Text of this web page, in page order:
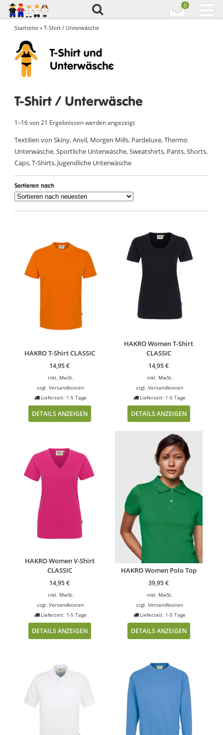
0
Startseite » T-Shirt / Unterwäsche
T-Shirt / Unterwäsche
1–16 von 21 Ergebnissen werden angezeigt
Textilien von Skiny, Anvil, Morgen Mills, Pardeluxe, Thermo
Unterwäsche, Sportliche Unterwäsche, Sweatshirts, Pants, Shorts,
Caps, T-Shirts, Jugendliche Unterwäsche
Sortieren nach
HAKRO T-Shirt CLASSIC
14,95€
inkl. MwSt.
zzgl.Versandkosten
Lieferzeit: 1-5 Tage
DETAILS ANZEIGEN
HAKRO Women T-Shirt
CLASSIC
14,95€
inkl. MwSt.
zzgl.Versandkosten
Lieferzeit: 1-5 Tage
DETAILS ANZEIGEN
HAKRO Women V-Shirt
CLASSIC
14,95€
inkl. MwSt.
zzgl.Versandkosten
Lieferzeit: 1-5 Tage
DETAILS ANZEIGEN
HAKRO Women Polo Top
39,95€
inkl. MwSt.
zzgl.Versandkosten
Lieferzeit: 1-5 Tage
DETAILS ANZEIGEN